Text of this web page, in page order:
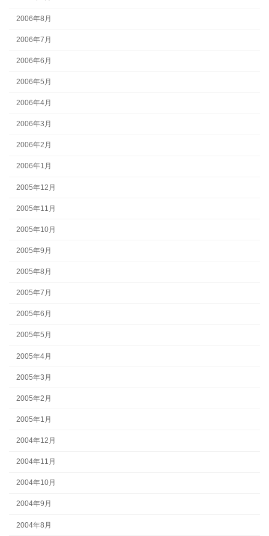
2006年8月
2006年7月
2006年6月
2006年5月
2006年4月
2006年3月
2006年2月
2006年1月
2005年12月
2005年11月
2005年10月
2005年9月
2005年8月
2005年7月
2005年6月
2005年5月
2005年4月
2005年3月
2005年2月
2005年1月
2004年12月
2004年11月
2004年10月
2004年9月
2004年8月